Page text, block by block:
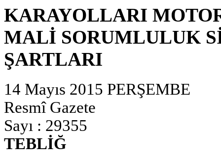
KARAYOLLARI
MALİ SORUMLULUK
ŞARTLARI
14 Mayıs 2015 PERŞEMBE
Resmî Gazete
Sayı : 29355
TEBLİĞ